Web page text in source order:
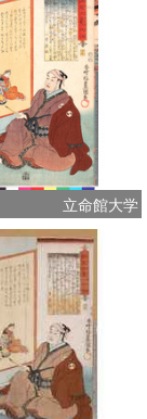
立命館大学